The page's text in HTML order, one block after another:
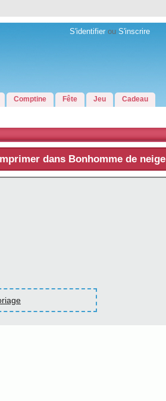
S'identifierou S'inscrire
Comptine Fête Jeu Cadeau
dans Bonhomme de neige